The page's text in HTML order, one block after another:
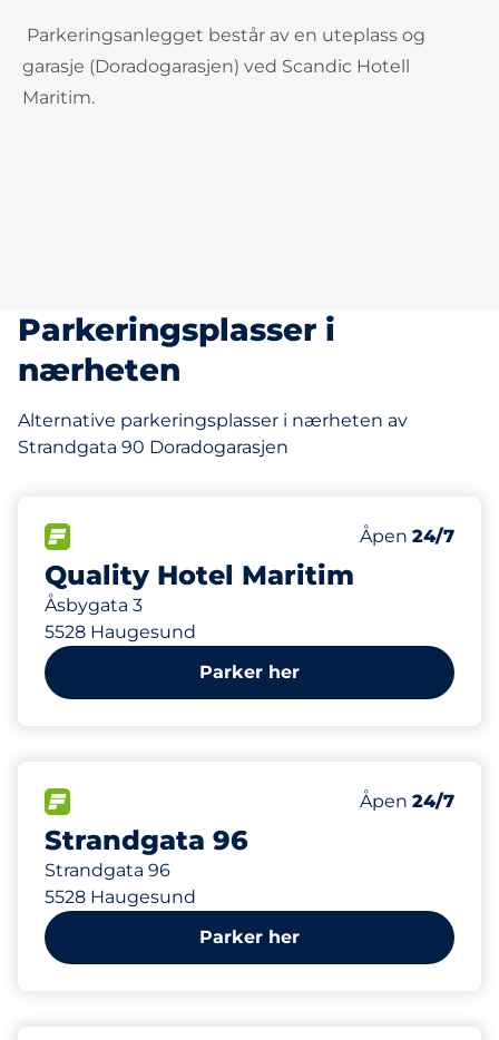
Parkeringsanlegget består av en uteplass og
garasje (Doradogarasjen) ved Scandic Hotell
Maritim.
Parkeringsplasser i
nærheten
Alternative parkeringsplasser i nærheten av
Strandgata 90 Doradogarasjen
Quality Hotel Maritim
Åsbygata 3
5528 Haugesund
Antall
50
Fredag
Åpen 24/7
59 m
Parker her
Strandgata 96
Strandgata 96
5528 Haugesund
Antall
15
HC plasser
2
Fredag
Åpen 24/7
77 m
Parker her